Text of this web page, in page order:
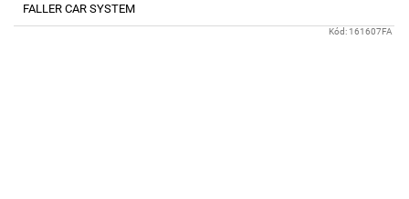
FALLER CAR SYSTEM
Kód: 161607FA